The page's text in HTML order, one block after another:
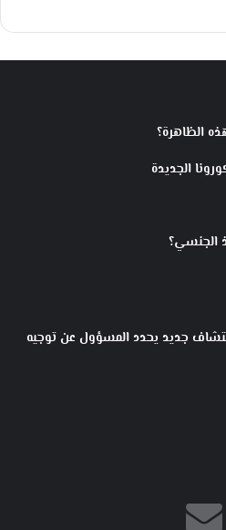
الظاهرة؟
الجديدة
الجنسي؟
جديد يحدد المسؤول عن توجيه